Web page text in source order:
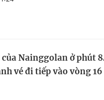
Nainggolan ở phút
vé đi tiếp vào vòng